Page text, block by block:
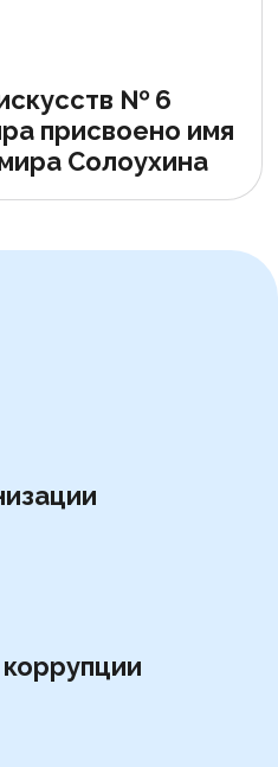
№ 6
присвоено имя
Солоухина